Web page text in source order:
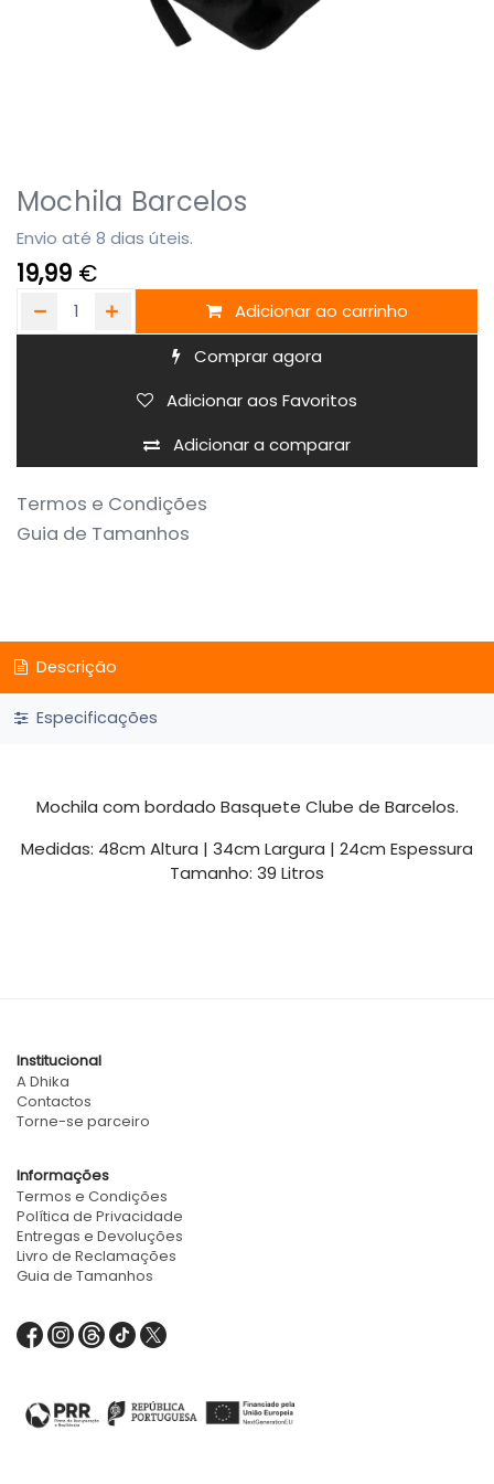
Mochila Barcelos
Envio até 8 dias úteis.
19,99 €
Adicionar ao carrinho
Comprar agora
Adicionar a comparar
Adicionar aos Favoritos
Termos e Condições
Guia de Tamanhos
Descrição
Especificações
Mochila com bordado Basquete Clube de Barcelos.
Medidas: 48cm Altura | 34cm Largura | 24cm Espessura
Tamanho: 39 Litros
Institucional
A Dhika
Contactos
Torne-se parceiro
Informações
Termos e Condições
Política de Privacidade
Entregas e Devoluções
Livro de Reclamações
Guia de Tamanhos